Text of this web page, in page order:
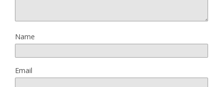
Name
Email